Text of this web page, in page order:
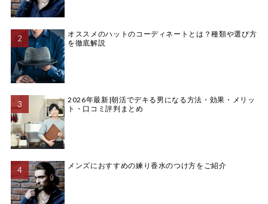
オススメのハットのコーディネートとは？種類や選び方
を徹底解説
2026年最新|朝活でデキる男になる方法・効果・メリッ
ト・口コミ評判まとめ
メンズにおすすめの練り香水のつけ方をご紹介